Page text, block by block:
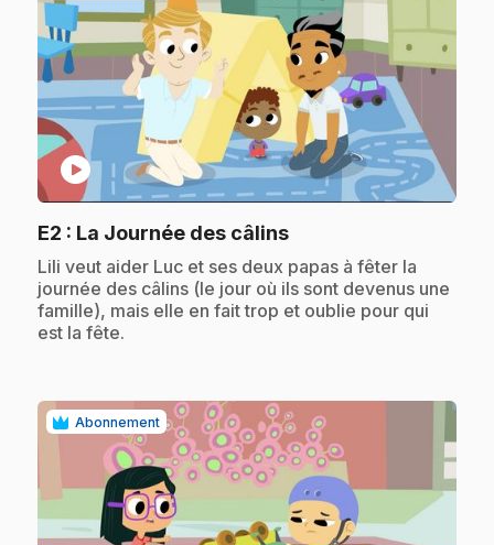
play_circle
E2 : La Journée des câlins.
.Lili veut aider Luc et ses deux papas à fêter la
journée des câlins (le jour où ils sont devenus une
famille), mais elle en fait trop et oublie pour qui
est la fête.
Abonnement